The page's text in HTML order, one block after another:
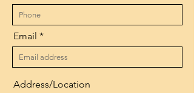
Email
Address/Location